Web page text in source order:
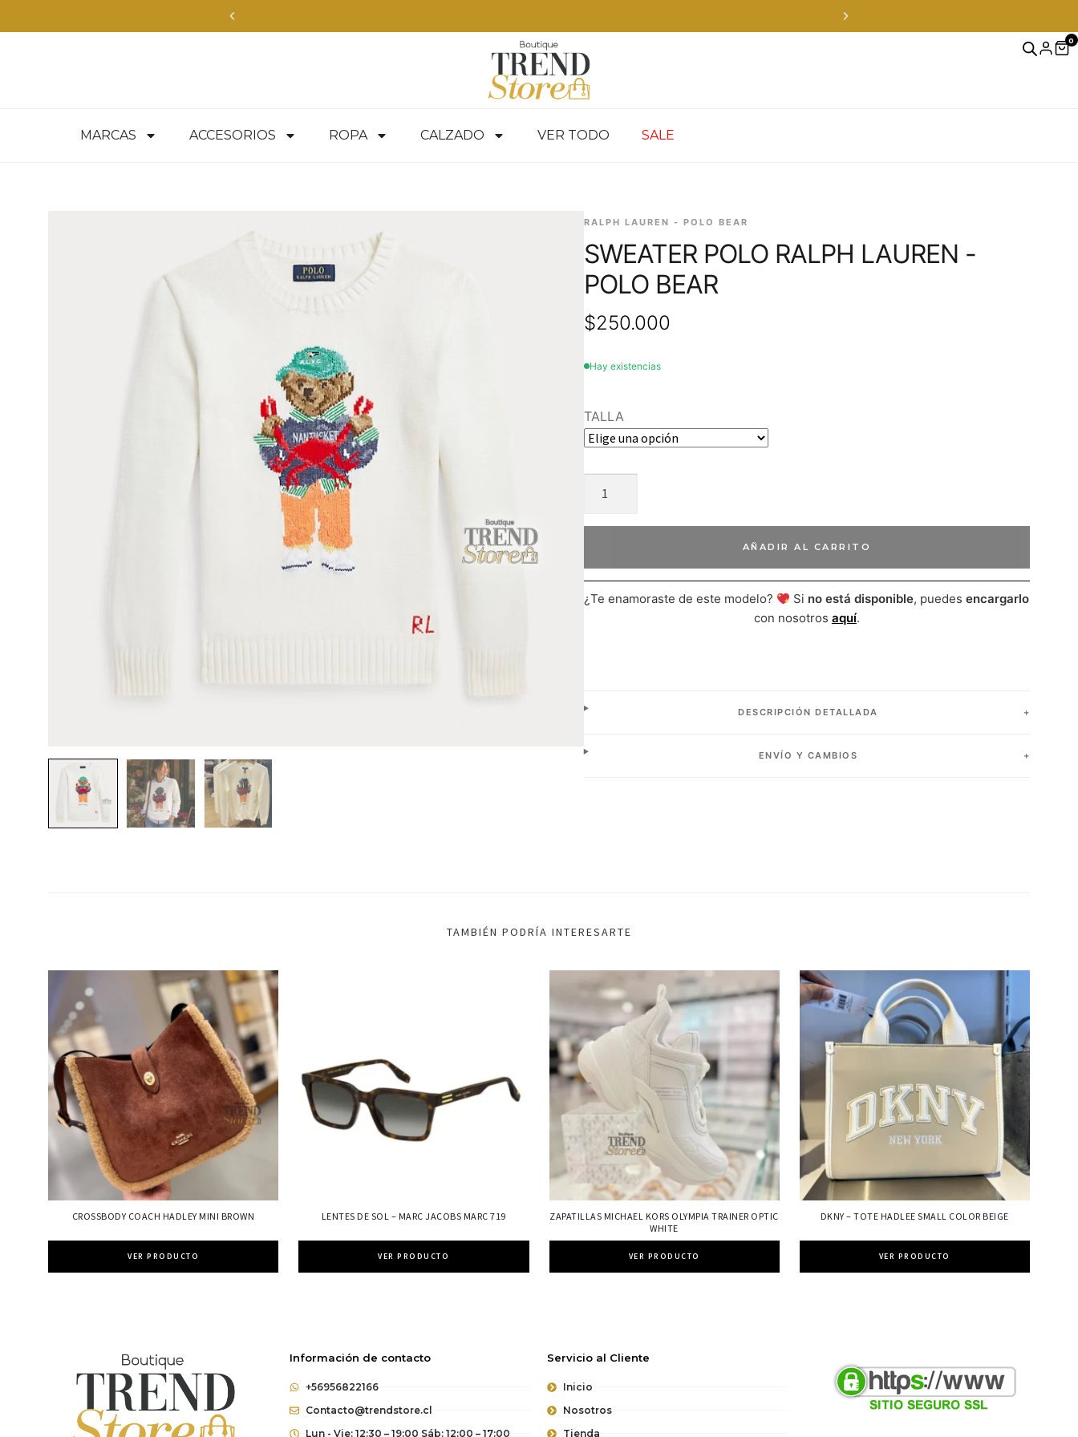
0
MARCAS ACCESORIOS ROPA CALZADO VER TODO SALE
RALPH LAUREN - POLO BEAR
SWEATER POLO RALPH LAUREN -
POLO BEAR
$250.000
Hay existencias
TALLA
AÑADIR AL CARRITO
¿Te enamoraste de este modelo? Si no está disponible, puedesencargarlo
con nosotros aquí.
DESCRIPCIÓN DETALLADA
ENVÍO Y CAMBIOS
TAMBIÉN PODRÍA INTERESARTE
CROSSBODY COACH HADLEY MINI BROWN
VER PRODUCTO
LENTES DE SOL – MARC JACOBS MARC 719
VER PRODUCTO
ZAPATILLAS MICHAEL KORS OLYMPIA TRAINER OPTIC
WHITE
VER PRODUCTO
DKNY – TOTE HADLEE SMALL COLOR BEIGE
VER PRODUCTO
Información de contacto
+56956822166
Contacto@trendstore.cl
Lun - Vie: 12:30 – 19:00 Sáb: 12:00 – 17:00
Servicio al Cliente
Inicio
Nosotros
Tienda